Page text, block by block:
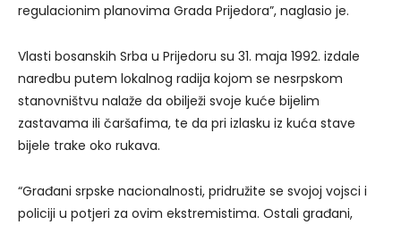
regulacionim planovima Grada Prijedora”, naglasio je.
Vlasti bosanskih Srba u Prijedoru su 31. maja 1992. izdale
naredbu putem lokalnog radija kojom se nesrpskom
stanovništvu nalaže da obilježi svoje kuće bijelim
zastavama ili čaršafima, te da pri izlasku iz kuća stave
bijele trake oko rukava.
“Građani srpske nacionalnosti, pridružite se svojoj vojsci i
policiji u potjeri za ovim ekstremistima. Ostali građani,